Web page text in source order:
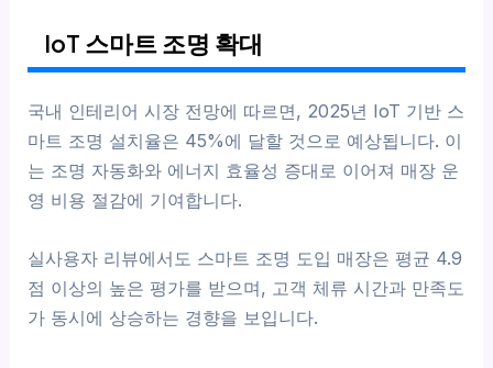
IoT 스마트 조명 확대
국내 인테리어 시장 전망에 따르면, 2025년 IoT 기반 스
마트 조명 설치율은 45%에 달할 것으로 예상됩니다. 이
는 조명 자동화와 에너지 효율성 증대로 이어져 매장 운
영 비용 절감에 기여합니다.
실사용자 리뷰에서도 스마트 조명 도입 매장은 평균 4.9
점 이상의 높은 평가를 받으며, 고객 체류 시간과 만족도
가 동시에 상승하는 경향을 보입니다.